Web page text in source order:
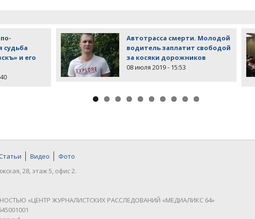
судьба
и его
Автотрасса смерти. Молодой
водитель заплатит свободой
за косяки дорожников
08 июля 2019 - 15:53
Видео
Фото
28, этаж 5, офис 2.
«ЦЕНТР ЖУРНАЛИСТСКИХ РАССЛЕДОВАНИЙ «МЕДИАЛИКС 64»